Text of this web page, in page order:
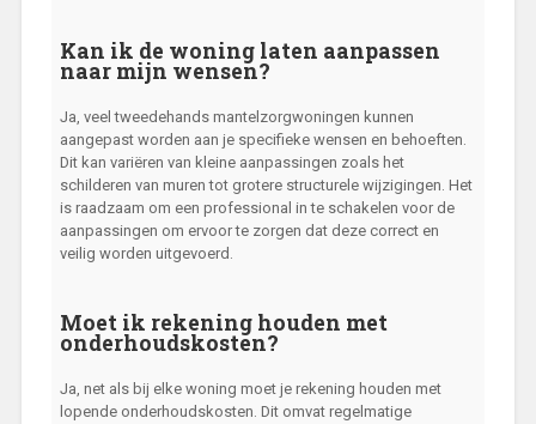
Kan ik de woning laten aanpassen
naar mijn wensen?
Ja, veel tweedehands mantelzorgwoningen kunnen
aangepast worden aan je specifieke wensen en behoeften.
Dit kan variëren van kleine aanpassingen zoals het
schilderen van muren tot grotere structurele wijzigingen. Het
is raadzaam om een professional in te schakelen voor de
aanpassingen om ervoor te zorgen dat deze correct en
veilig worden uitgevoerd.
Moet ik rekening houden met
onderhoudskosten?
Ja, net als bij elke woning moet je rekening houden met
lopende onderhoudskosten. Dit omvat regelmatige